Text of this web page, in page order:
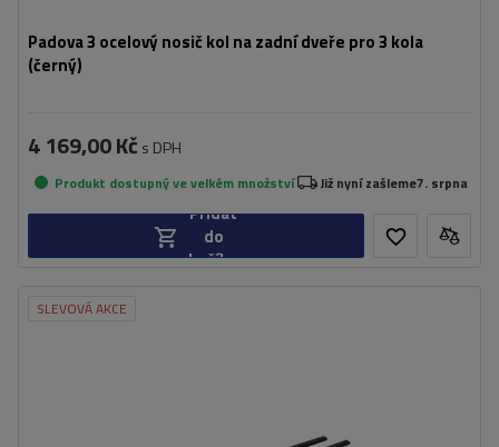
Padova 3 ocelový nosič kol na zadní dveře pro 3 kola
(černý)
4 169,00 Kč s DPH
Produkt dostupný ve velkém množství Již nyní zašleme7. srpna
Přidat
do
košíku
SLEVOVÁ AKCE